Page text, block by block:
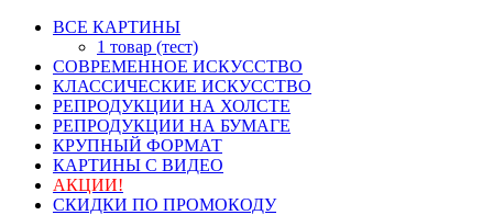
ВСЕ КАРТИНЫ
1 товар (тест)
СОВРЕМЕННОЕ ИСКУССТВО
КЛАССИЧЕСКИЕ ИСКУССТВО
РЕПРОДУКЦИИ НА ХОЛСТЕ
РЕПРОДУКЦИИ НА БУМАГЕ
КРУПНЫЙ ФОРМАТ
КАРТИНЫ С ВИДЕО
АКЦИИ!
СКИДКИ ПО ПРОМОКОДУ